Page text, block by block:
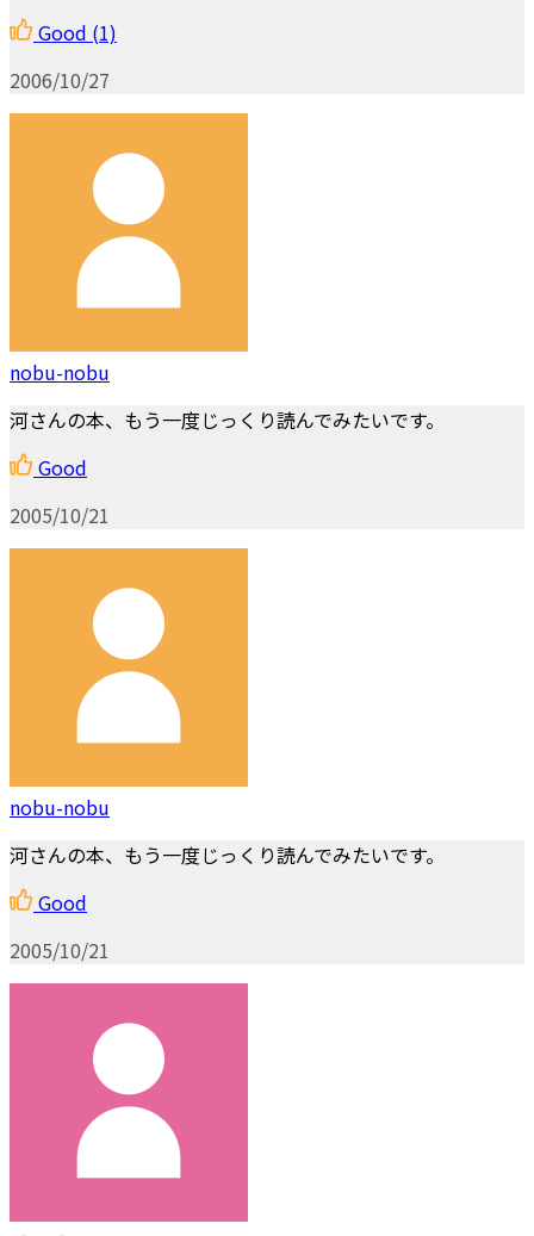
Good (1)
2006/10/27
nobu-nobu
河さんの本、もう一度じっくり読んでみたいです。
Good
2005/10/21
nobu-nobu
河さんの本、もう一度じっくり読んでみたいです。
Good
2005/10/21